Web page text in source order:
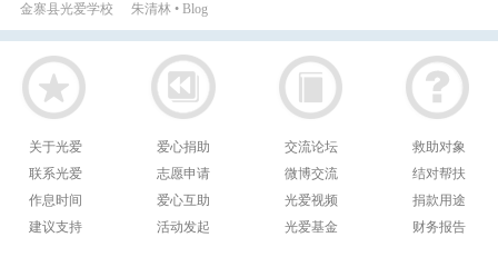
金寨县光爱学校 朱清林 • Blog
关于光爱
联系光爱
作息时间
建议支持
爱心捐助
志愿申请
爱心互助
活动发起
交流论坛
微博交流
光爱视频
光爱基金
救助对象
结对帮扶
捐款用途
财务报告